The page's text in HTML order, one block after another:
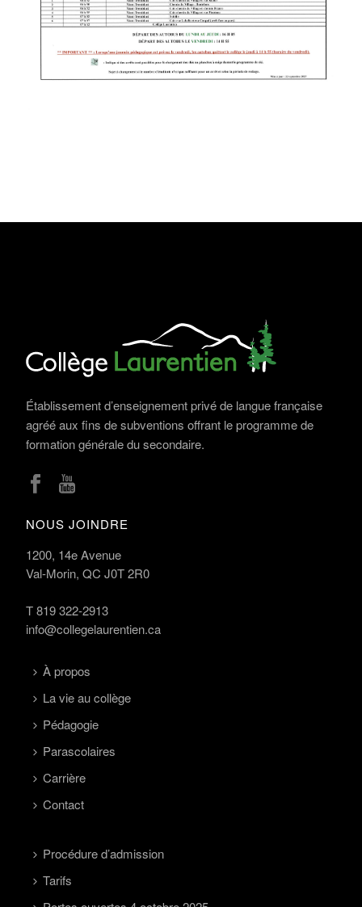
Établissement d’enseignement privé de langue française
agréé aux fins de subventions offrant le programme de
formation générale du secondaire.
NOUS JOINDRE
1200, 14e Avenue
Val-Morin, QC J0T 2R0
T819 322-2913
info@collegelaurentien.ca
À propos
La vie au collège
Pédagogie
Parascolaires
Carrière
Contact
Procédure d’admission
Tarifs